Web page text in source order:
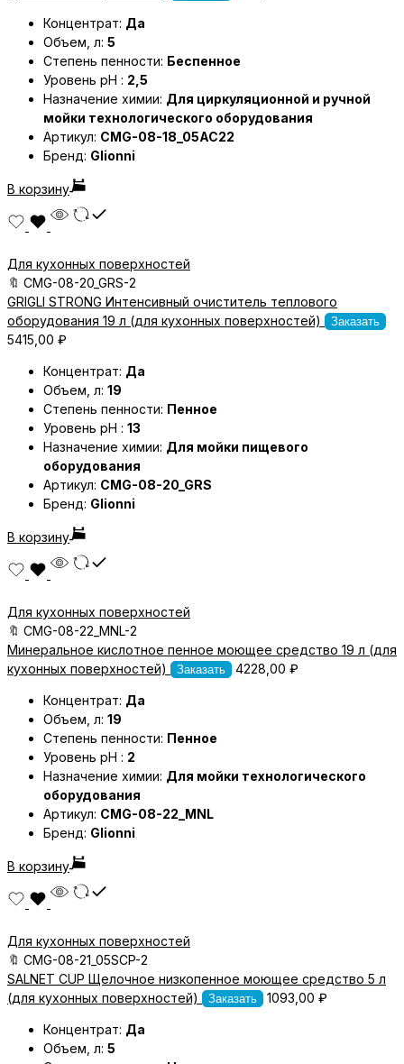
Концентрат: Да
Объем, л: 5
Степень пенности: Беспенное
Уровень pH : 2,5
Назначение химии: Для циркуляционной и ручной
мойки технологического оборудования
Артикул: CMG-08-18_05AC22
Бренд: Glionni
В корзину
Для кухонных поверхностей
🔖 CMG-08-20_GRS-2
GRIGLI STRONG Интенсивный очиститель теплового
оборудования 19 л (для кухонных поверхностей)
Заказать
5415,00 ₽
Концентрат: Да
Объем, л: 19
Степень пенности: Пенное
Уровень pH : 13
Назначение химии: Для мойки пищевого
оборудования
Артикул: CMG-08-20_GRS
Бренд: Glionni
В корзину
Для кухонных поверхностей
🔖 CMG-08-22_MNL-2
Минеральное кислотное пенное моющее средство 19 л (для
кухонных поверхностей)
Заказать 4228,00 ₽
Концентрат: Да
Объем, л: 19
Степень пенности: Пенное
Уровень pH : 2
Назначение химии: Для мойки технологического
оборудования
Артикул: CMG-08-22_MNL
Бренд: Glionni
В корзину
Для кухонных поверхностей
🔖 CMG-08-21_05SCP-2
SALNET CUP Щелочное низкопенное моющее средство 5 л
(для кухонных поверхностей)
Заказать 1093,00 ₽
Концентрат: Да
Объем, л: 5